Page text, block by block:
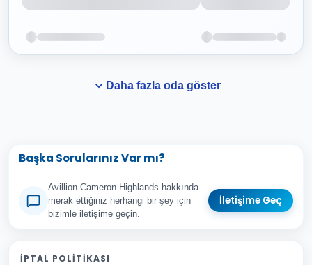
Daha fazla oda göster
Başka Sorularınız Var mı?
Avillion Cameron Highlands hakkında
merak ettiğiniz herhangi bir şey için
bizimle iletişime geçin.
İletişime Geç
Adınız Soyadınız
İPTAL POLITIKASI